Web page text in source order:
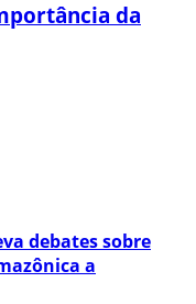
da
debates sobre
a